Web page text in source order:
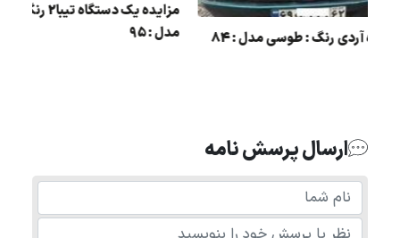
مدل : 95
مزایده آردی رنگ : طوسی مدل : 84
ارسال پرسش نامه